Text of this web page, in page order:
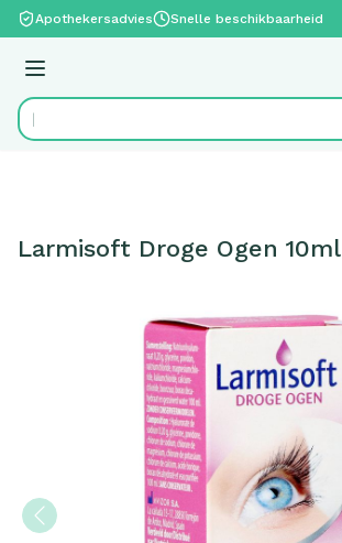
Ga naar de inhoud
Apothekersadvies Snelle beschikbaarheid
Menu
Product, merk, categorie...
Larmisoft Droge Ogen 10ml